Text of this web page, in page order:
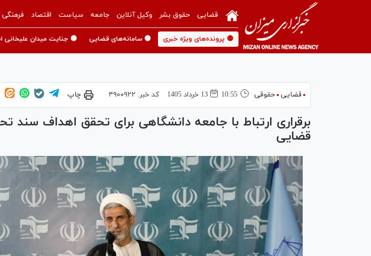
قضایی حقوق بشر وکیل آنلاین جامعه سیاست اقتصاد فرهنگی
🟡 پرونده‌های ویژه خبری 🟡 سامانه‌های قضایی 🟡 جنایت میدان علیخانی
قضایی حقوقی 10:55 13 خرداد 1405 کد خبر: ۴۹۰۰۹۲۲ چاپ
برقراری ارتباط با جامعه دانشگاهی برای تحقق اهداف سند
قضایی